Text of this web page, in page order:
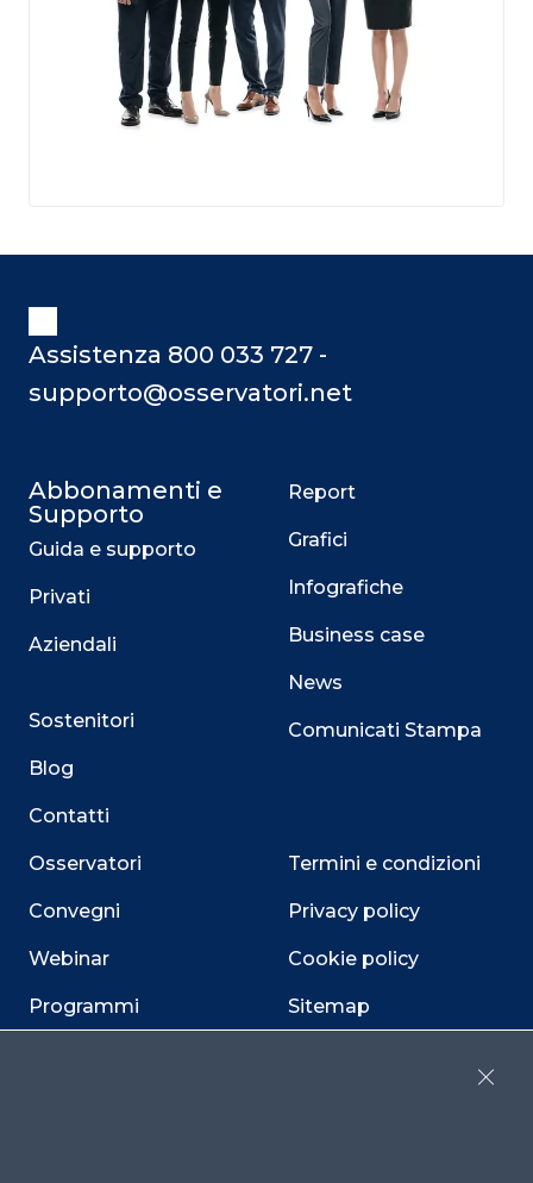
Assistenza 800 033 727 -
supporto@osservatori.net
Abbonamenti e
Supporto
Guida e supporto
Privati
Aziendali
Sostenitori
Blog
Contatti
Osservatori
Convegni
Webinar
Programmi
Report
Grafici
Infografiche
Business case
News
Comunicati Stampa
Termini e condizioni
Privacy policy
Cookie policy
Sitemap